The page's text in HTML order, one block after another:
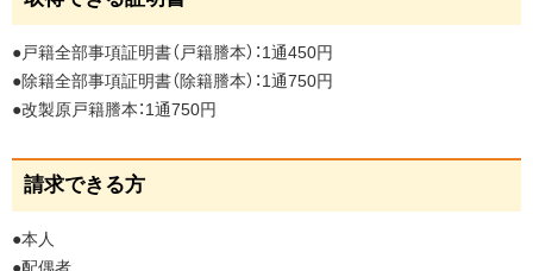
●戸籍全部事項証明書（戸籍謄本）：1通450円
●除籍全部事項証明書（除籍謄本）：1通750円
●改製原戸籍謄本：1通750円
ペ
ー
ジ
の
請求できる方
●本人
●配偶者